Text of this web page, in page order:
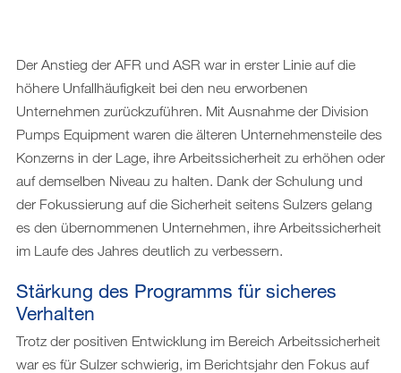
Der Anstieg der AFR und ASR war in erster Linie auf die
höhere Unfallhäufigkeit bei den neu erworbenen
Unternehmen zurückzuführen. Mit Ausnahme der Division
Pumps Equipment waren die älteren Unternehmensteile des
Konzerns in der Lage, ihre Arbeitssicherheit zu erhöhen oder
auf demselben Niveau zu halten. Dank der Schulung und
der Fokussierung auf die Sicherheit seitens Sulzers gelang
es den übernommenen Unternehmen, ihre Arbeitssicherheit
im Laufe des Jahres deutlich zu verbessern.
Stärkung des Programms für sicheres
Verhalten
Trotz der positiven Entwicklung im Bereich Arbeitssicherheit
war es für Sulzer schwierig, im Berichtsjahr den Fokus auf